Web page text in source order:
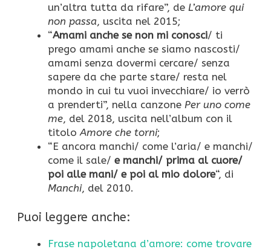
un’altra tutta da rifare”, de L’amore qui
non passa, uscita nel 2015;
“Amami anche se non mi conosci/ ti
prego amami anche se siamo nascosti/
amami senza dovermi cercare/ senza
sapere da che parte stare/ resta nel
mondo in cui tu vuoi invecchiare/ io verrò
a prenderti”, nella canzone Per uno come
me, del 2018, uscita nell’album con il
titoloAmore che torni;
“E ancora manchi/ come l’aria/ e manchi/
come il sale/ e manchi/ prima al cuore/
poi alle mani/ e poi al mio dolore“, di
Manchi, del 2010.
Puoi leggere anche:
Frase napoletana d’amore: come trovare